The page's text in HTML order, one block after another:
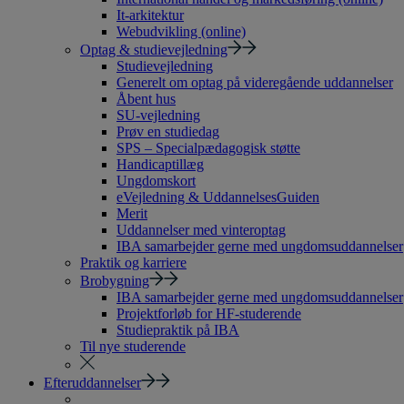
It-arkitektur
Webudvikling (online)
Optag & studievejledning
Studievejledning
Generelt om optag på videregående uddannelser
Åbent hus
SU-vejledning
Prøv en studiedag
SPS – Specialpædagogisk støtte
Handicaptillæg
Ungdomskort
eVejledning & UddannelsesGuiden
Merit
Uddannelser med vinteroptag
IBA samarbejder gerne med ungdomsuddannelser
Praktik og karriere
Brobygning
IBA samarbejder gerne med ungdomsuddannelser
Projektforløb for HF-studerende
Studiepraktik på IBA
Til nye studerende
Efteruddannelser